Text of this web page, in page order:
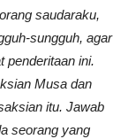
saudaraku,
sungguh, agar
penderitaan ini.
Musa dan
itu. Jawab
seorang yang